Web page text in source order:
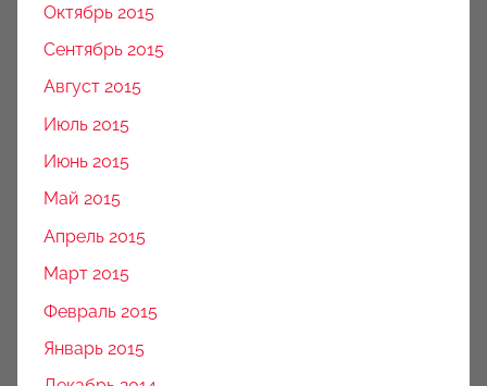
Октябрь 2015
Сентябрь 2015
Август 2015
Июль 2015
Июнь 2015
Май 2015
Апрель 2015
Март 2015
Февраль 2015
Январь 2015